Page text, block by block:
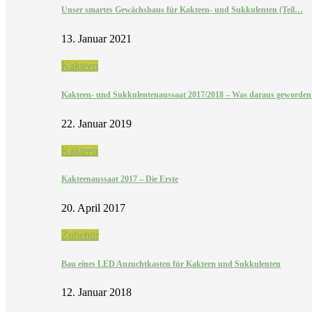
Unser smartes Gewächshaus für Kakteen- und Sukkulenten (Teil…
13. Januar 2021
Kakteen
Kakteen- und Sukkulentenaussaat 2017/2018 – Was daraus
22. Januar 2019
Kakteen
Kakteenaussaat 2017 – Die Erste
20. April 2017
Zubehör
Bau eines LED Anzuchtkasten für Kakteen und Sukkulenten
12. Januar 2018